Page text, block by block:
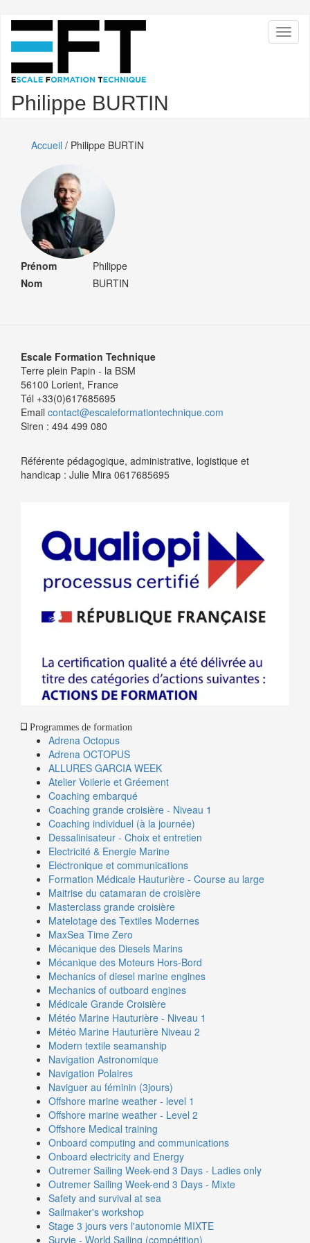
Aller
contenu
principal
Philippe BURTIN
Accueil / Philippe BURTIN
Prénom
Philippe
Nom
BURTIN
Escale Formation Technique
Terre plein Papin - la BSM
56100 Lorient, France
Tél +33(0)617685695
Email contact@escaleformationtechnique.com
Siren : 494 499 080
Référente pédagogique, administrative, logistique et
handicap : Julie Mira 0617685695
Programmes de formation
Adrena Octopus
Adrena OCTOPUS
ALLURES GARCIA WEEK
Atelier Voilerie et Gréement
Coaching embarqué
Coaching grande croisière - Niveau 1
Coaching individuel (à la journée)
Dessalinisateur - Choix et entretien
Electricité & Energie Marine
Electronique et communications
Formation Médicale Hauturière - Course au large
Maitrise du catamaran de croisière
Masterclass grande croisière
Matelotage des Textiles Modernes
MaxSea Time Zero
Mécanique des Diesels Marins
Mécanique des Moteurs Hors-Bord
Mechanics of diesel marine engines
Mechanics of outboard engines
Médicale Grande Croisière
Météo Marine Hauturière - Niveau 1
Météo Marine Hauturière Niveau 2
Modern textile seamanship
Navigation Astronomique
Navigation Polaires
Naviguer au féminin (3jours)
Offshore marine weather - level 1
Offshore marine weather - Level 2
Offshore Medical training
Onboard computing and communications
Onboard electricity and Energy
Outremer Sailing Week-end 3 Days - Ladies only
Outremer Sailing Week-end 3 Days - Mixte
Safety and survival at sea
Sailmaker's workshop
Stage 3 jours vers l'autonomie MIXTE
Survie - World Sailing (compétition)